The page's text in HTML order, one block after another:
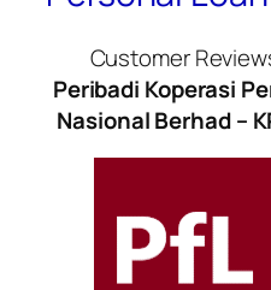
Customer
Peribadi Koperasi
Nasional Berhad –